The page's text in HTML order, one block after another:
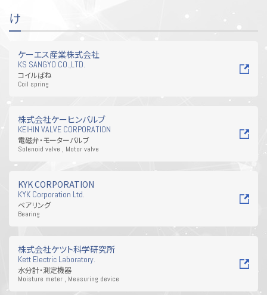
け
ケーエス産業株式会社
KS SANGYO CO.,LTD.
コイルばね
Coil spring
株式会社ケーヒンバルブ
KEIHIN VALVE CORPORATION
電磁弁・モーターバルブ
Solenoid valve , Motor valve
KYK CORPORATION
KYK Corporation Ltd.
ベアリング
Bearing
株式会社ケツト科学研究所
Kett Electric Laboratory.
水分計・測定機器
Moisture meter , Measuring device